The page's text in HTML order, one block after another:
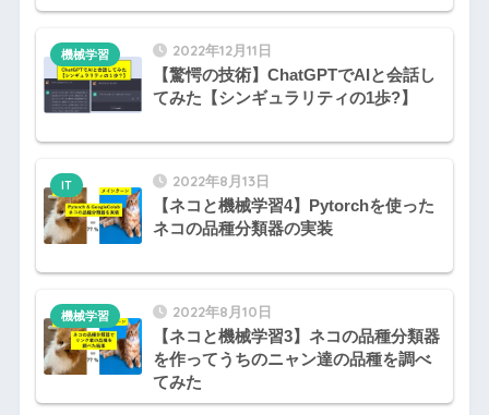
2022年12月11日
【驚愕の技術】ChatGPTでAIと会話し
てみた【シンギュラリティの1歩?】
機械学習
2022年8月13日
【ネコと機械学習4】Pytorchを使った
ネコの品種分類器の実装
IT
2022年8月10日
【ネコと機械学習3】ネコの品種分類器
を作ってうちのニャン達の品種を調べ
てみた
機械学習